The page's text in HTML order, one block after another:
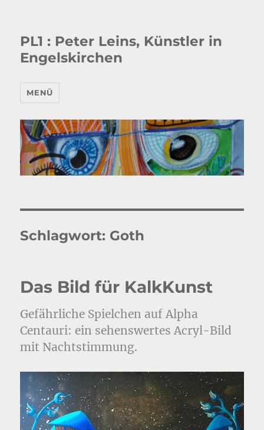
PL1 : Peter Leins, Künstler in
Engelskirchen
MENÜ
Schlagwort: Goth
Das Bild für KalkKunst
Gefährliche Spielchen auf Alpha
Centauri: ein sehenswertes Acryl-Bild
mit Nachtstimmung.